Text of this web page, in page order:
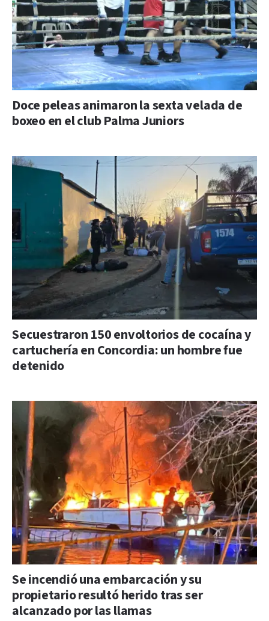
Doce peleas animaron la sexta velada de
boxeo en el club Palma Juniors
Secuestraron 150 envoltorios de cocaína y
cartuchería en Concordia: un hombre fue
detenido
Se incendió una embarcación y su
propietario resultó herido tras ser
alcanzado por las llamas